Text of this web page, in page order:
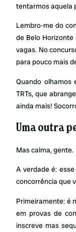
tentarmos aquela
Lembro-me do
de Belo
vagas. No
para pouco mais
Quando olhamos
TRTs, que
ainda mais!
Uma outra
Mas calma, gente.
A verdade é:
concorrência que
Primeiramente: é
em provas de
inscreve mas